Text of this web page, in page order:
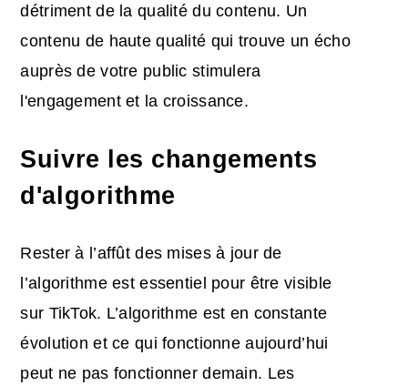
détriment de la qualité du contenu. Un
contenu de haute qualité qui trouve un écho
auprès de votre public stimulera
l'engagement et la croissance.
Suivre les changements
d'algorithme
Rester à l’affût des mises à jour de
l’algorithme est essentiel pour être visible
sur TikTok. L’algorithme est en constante
évolution et ce qui fonctionne aujourd’hui
peut ne pas fonctionner demain. Les